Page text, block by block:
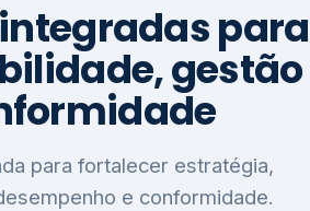
para
gestão
para fortalecer estratégia,
e conformidade.